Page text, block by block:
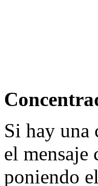
Si hay una
el mensaje
poniendo